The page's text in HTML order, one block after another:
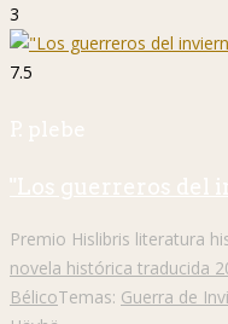
3
7.5
P. plebe
"Los guerreros del
Premio Hislibris literatura
novela histórica traducida
BélicoTemas: Guerra de